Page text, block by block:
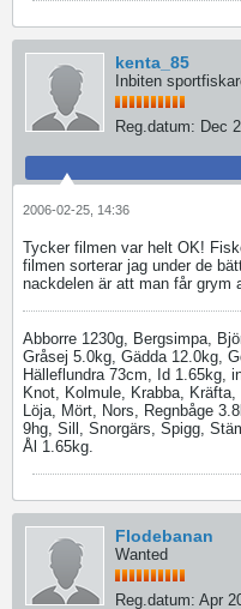
kenta_85
Inbiten
Reg.datum: Dec
2006-02-25, 14:36
Tycker filmen var helt OK!
filmen sorterar jag under de
nackdelen är att man får grym
Abborre 1230g, Bergsimpa,
Gråsej 5.0kg, Gädda 12.0kg,
Hälleflundra 73cm, Id 1.65kg,
Knot, Kolmule, Krabba,
Löja, Mört, Nors, Regnbåge
9hg, Sill, Snorgärs, Spigg,
Ål 1.65kg.
Flodebanan
Wanted
Reg.datum: Apr